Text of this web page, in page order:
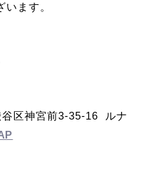
ます。
区神宮前3-35-16 ルナ